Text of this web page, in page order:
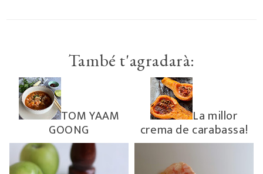
També t'agradarà:
TOM YAAM
GOONG
La millor
crema de carabassa!